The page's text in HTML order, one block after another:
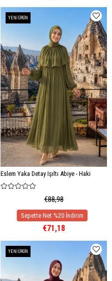
Eslem Yaka Detay Işıltı Abiye - Haki
€88,98
€71,18
YENI ÜRÜN
YENI ÜRÜN